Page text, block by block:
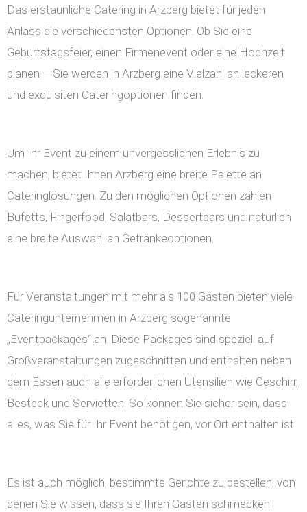
Das erstaunliche Catering in Arzberg bietet für jeden
Anlass die verschiedensten Optionen. Ob Sie eine
Geburtstagsfeier, einen Firmenevent oder eine Hochzeit
planen – Sie werden in Arzberg eine Vielzahl an leckeren
und exquisiten Cateringoptionen finden.
Um Ihr Event zu einem unvergesslichen Erlebnis zu
machen, bietet Ihnen Arzberg eine breite Palette an
Cateringlösungen. Zu den möglichen Optionen zählen
Büfetts, Fingerfood, Salatbars, Dessertbars und natürlich
eine breite Auswahl an Getränkeoptionen.
Für Veranstaltungen mit mehr als 100 Gästen bieten viele
Cateringunternehmen in Arzberg sogenannte
„Eventpackages“ an. Diese Packages sind speziell auf
Großveranstaltungen zugeschnitten und enthalten neben
dem Essen auch alle erforderlichen Utensilien wie Geschirr,
Besteck und Servietten. So können Sie sicher sein, dass
alles, was Sie für Ihr Event benötigen, vor Ort enthalten ist.
Es ist auch möglich, bestimmte Gerichte zu bestellen, von
denen Sie wissen, dass sie Ihren Gästen schmecken